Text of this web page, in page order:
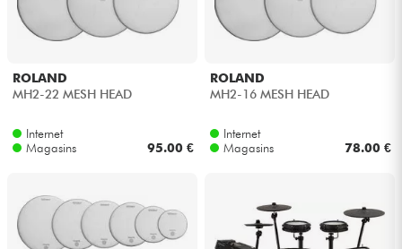
ROLAND
MH2-22 MESH HEAD
Internet
Magasins
95.00 €
ROLAND
MH2-16 MESH HEAD
Internet
Magasins
78.00 €